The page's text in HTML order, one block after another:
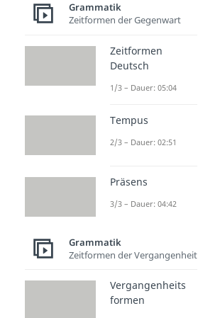
Konjugation
Dauer: 05:01
sein konjugieren
Dauer: 03:07
Grammatik
Zeitformen der Gegenwart
Zeitformen
Deutsch
1/3 – Dauer: 05:04
Tempus
2/3 – Dauer: 02:51
Präsens
3/3 – Dauer: 04:42
Grammatik
Zeitformen der Vergangenheit
Vergangenheits
formen